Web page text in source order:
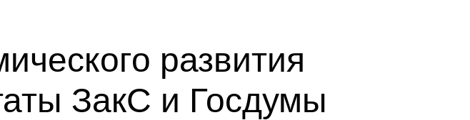
развития
ЗакС и Госдумы